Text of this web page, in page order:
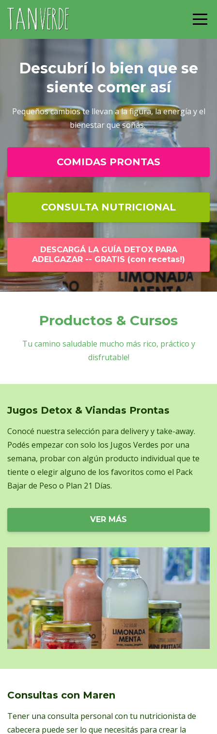
Descubrí lo bien que se
siente comer así
Pequeños cambios te llevan a la figura, la energía y el
bienestar que soñás.
COMIDAS PRONTAS
CONSULTA NUTRICIONAL
DESCARGÁ LA GUÍA DETOX PARA
ADELGAZAR -- GRATIS (con recetas!)
Productos & Cursos
Tu camino saludable mucho más rico, práctico y
disfrutable!
Jugos Detox & Viandas Prontas
Conocé nuestra selección para delivery y take-away.
Podés empezar con solo los Jugos Verdes por una
semana, probar con algún producto individual que te
tiente o elegir alguno de los favoritos como el Pack
Bajar de Peso o Plan 21 Días.
VER MÁS
Consultas con Maren
Tener una consulta personal con tu nutricionista de
cabecera puede ser lo que necesitás para crear la